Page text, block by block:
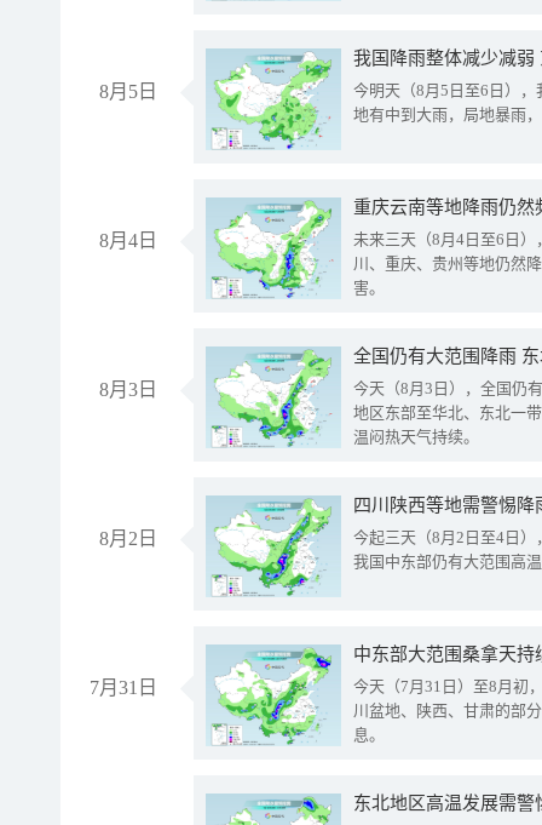
8月5日
我国降雨整体减少减弱
今明天（8月5日至6日）
地有中到大雨，局地暴雨
8月4日
重庆云南等地降雨仍然
未来三天（8月4日至6日
川、重庆、贵州等地仍然
害。
8月3日
全国仍有大范围降雨
今天（8月3日），全国仍
地区东部至华北、东北一
温闷热天气持续。
8月2日
今起三天（8月2日至4日
我国中东部仍有大范围高
7月31日
中东部大范围桑拿天
今天（7月31日）至8月初
川盆地、陕西、甘肃的部
息。
东北地区高温发展需